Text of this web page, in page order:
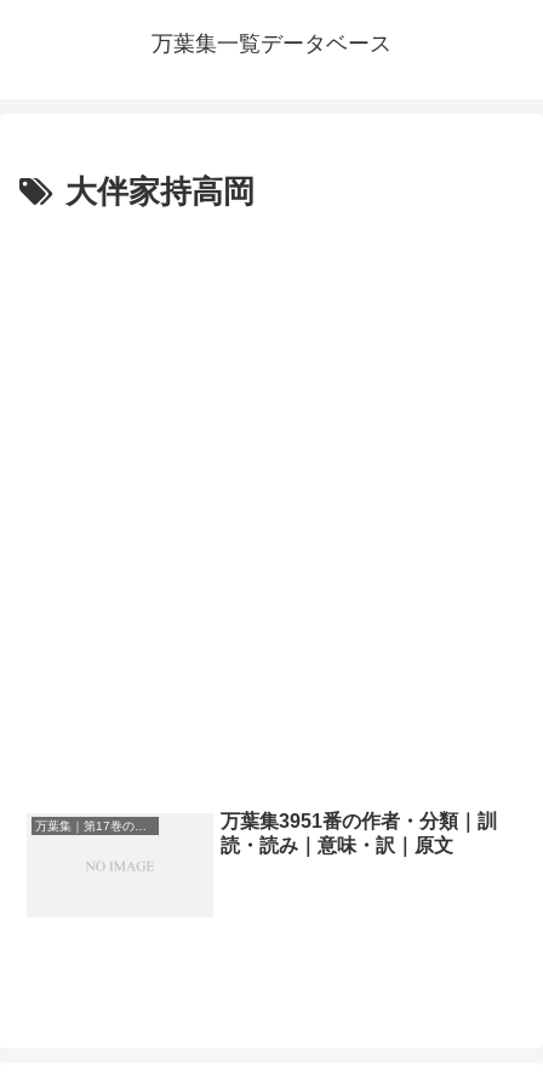
万葉集一覧データベース
大伴家持高岡
万葉集｜第17巻の和歌一覧
万葉集3951番の作者・分類｜訓
読・読み｜意味・訳｜原文